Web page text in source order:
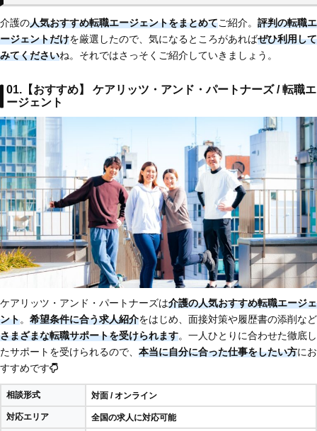
介護の人気おすすめ転職エージェントをまとめてご紹介。 評判の転職エ
ージェントだけを厳選したので、気になるところがあればぜひ利用して
みてくださいね。それではさっそくご紹介していきましょう。
01.【おすすめ】 ケアリッツ・アンド・パートナーズ / 転職エ
ージェント
ケアリッツ・アンド・パートナーズは介護の人気おすすめ転職エージェ
ント。 希望条件に合う求人紹介をはじめ、面接対策や履歴書の添削など
さまざまな転職サポートを受けられます。一人ひとりに合わせた徹底し
たサポートを受けられるので、 本当に自分に合った仕事をしたい方にお
すすめです
相談形式 対面 / オンライン
対応エリア 全国の求人に対応可能